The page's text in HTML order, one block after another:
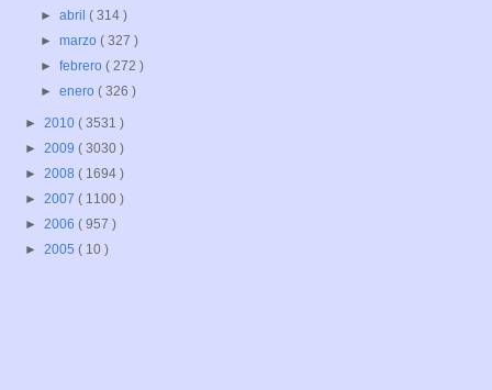
►abril( 314 )
►marzo( 327 )
►febrero( 272 )
►enero( 326 )
► 2010 ( 3531 )
► 2009 ( 3030 )
► 2008 ( 1694 )
► 2007 ( 1100 )
► 2006 ( 957 )
► 2005 ( 10 )